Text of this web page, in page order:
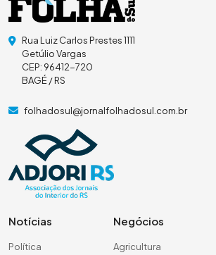
Rua Luiz Carlos Prestes 1111
Getúlio Vargas
CEP: 96412-720
BAGÉ / RS
folhadosul@jornalfolhadosul.com.br
Notícias
Política
Negócios
Agricultura